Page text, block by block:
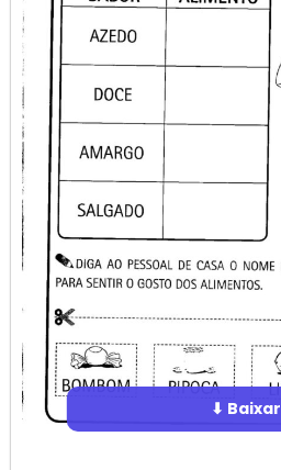
⬇ Baixar